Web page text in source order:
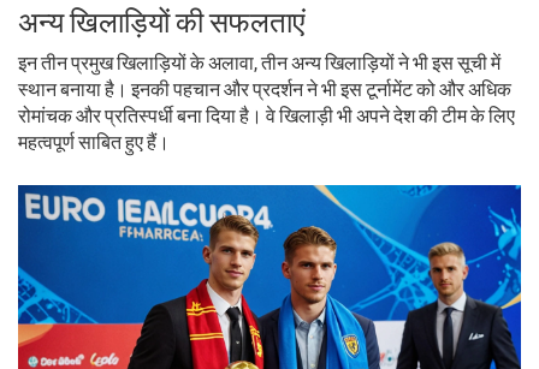
अन्य खिलाड़ियों की सफलताएं
इन तीन प्रमुख खिलाड़ियों के अलावा, तीन अन्य खिलाड़ियों ने भी इस सूची में
स्थान बनाया है। इनकी पहचान और प्रदर्शन ने भी इस टूर्नामेंट को और अधिक
रोमांचक और प्रतिस्पर्धी बना दिया है। वे खिलाड़ी भी अपने देश की टीम के लिए
महत्वपूर्ण साबित हुए हैं।